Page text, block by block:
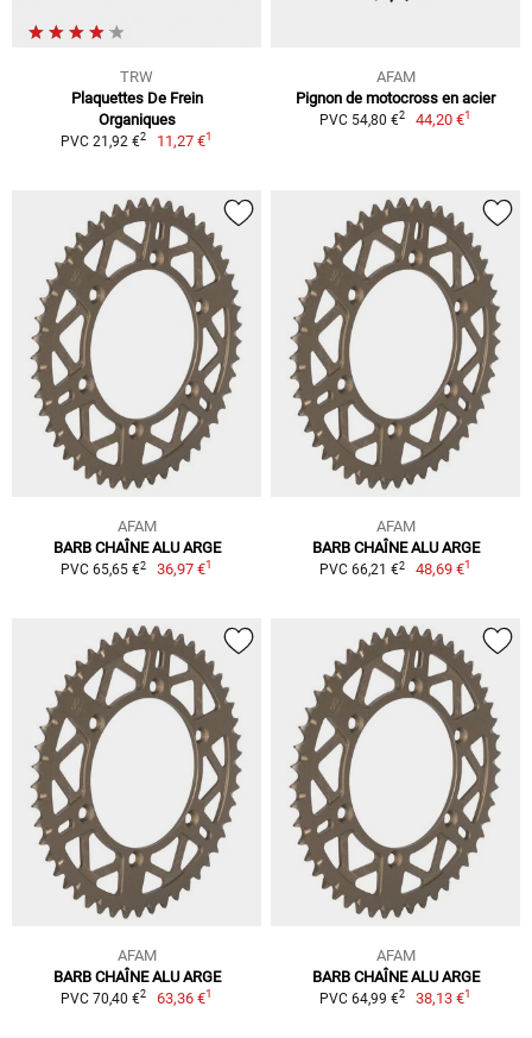
TRW
Plaquettes De Frein
Organiques
PVC 21,92 €2 11,27 €1
AFAM
Pignon de motocross en acier
PVC 54,80 €2 44,20 €1
AFAM
BARB CHAÎNE ALU ARGE
PVC 65,65 €2 36,97 €1
AFAM
BARB CHAÎNE ALU ARGE
PVC 66,21 €2 48,69 €1
AFAM
BARB CHAÎNE ALU ARGE
PVC 70,40 €2 63,36 €1
AFAM
BARB CHAÎNE ALU ARGE
PVC 64,99 €2 38,13 €1